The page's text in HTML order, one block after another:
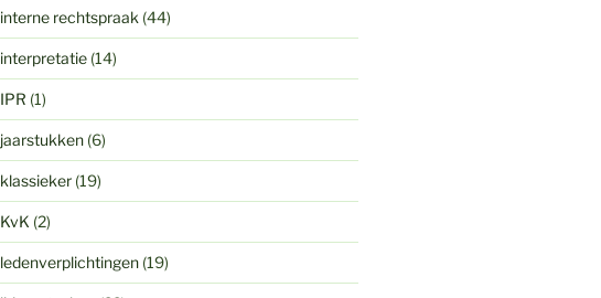
interne rechtspraak (44)
interpretatie(14)
IPR (1)
jaarstukken(6)
klassieker(19)
KvK (2)
ledenverplichtingen(19)